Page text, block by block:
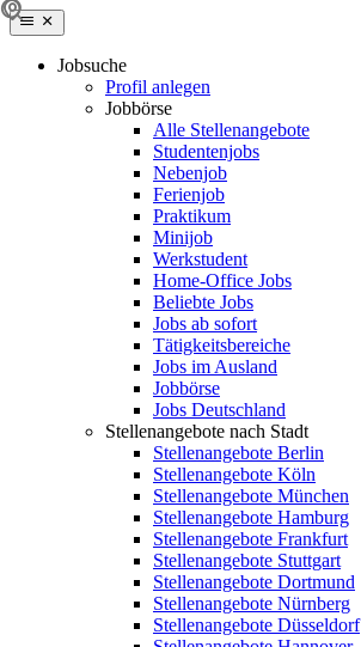
Jobsuche
Profil anlegen
Jobbörse
Alle Stellenangebote
Studentenjobs
Nebenjob
Ferienjob
Praktikum
Minijob
Werkstudent
Home-Office Jobs
Beliebte Jobs
Jobs ab sofort
Tätigkeitsbereiche
Jobs im Ausland
Jobbörse
Jobs Deutschland
Stellenangebote nach Stadt
Stellenangebote Berlin
Stellenangebote Köln
Stellenangebote München
Stellenangebote Hamburg
Stellenangebote Frankfurt
Stellenangebote Stuttgart
Stellenangebote Dortmund
Stellenangebote Nürnberg
Stellenangebote Düsseldorf